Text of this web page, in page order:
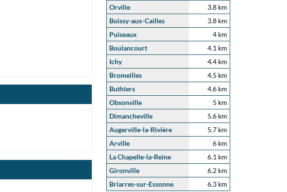
Orville
3.8 km
Boissy-aux-Cailles
3.8 km
Puiseaux
4 km
Boulancourt
4.1 km
Ichy
4.4 km
Bromeilles
4.5 km
Buthiers
4.6 km
Obsonville
5 km
Dimancheville
5.6 km
Augerville-la-Rivière
5.7 km
Arville
6 km
La Chapelle-la-Reine
6.1 km
Gironville
6.2 km
Briarres-sur-Essonne
6.3 km